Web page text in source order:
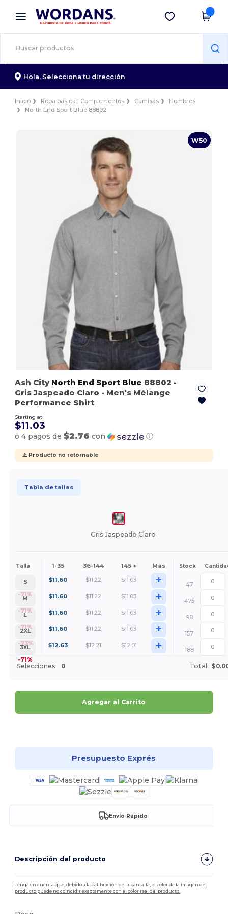
× App de Wordans
¡Mejores precios en app!
Descargar app
Hola, Selecciona tu dirección
Inicio Ropa básica | Complementos Camisas
Hombres
North End Sport Blue 88802
W50
Ash City North End Sport Blue 88802 -
Gris Jaspeado Claro - Men's Mélange
Performance Shirt
Starting at
$11.03
o 4 pagos de$2.76 con ⓘ
⚠️ Producto no retornable
Tabla de tallas
Gris Jaspeado Claro
Talla 1-35 36-144 145 + Más Stock
S
-71%
$11.60 $11.22 $11.03 +
47
M
-71%
$11.60 $11.22 $11.03 +
475
L
-71%
$11.60 $11.22 $11.03 +
98
2XL
-73%
$11.60 $11.22 $11.03 +
157
3XL
-71%
$12.63 $12.21 $12.01 + 188
Selecciones: 0 Total:
Agregar al Carrito
Presupuesto Exprés
Envío Rápido
Descripción del producto
Tenga en cuenta que, debido a la calibración de la pantalla, el color de la imagen del
producto puede no coincidir exactamente con el color real del producto.